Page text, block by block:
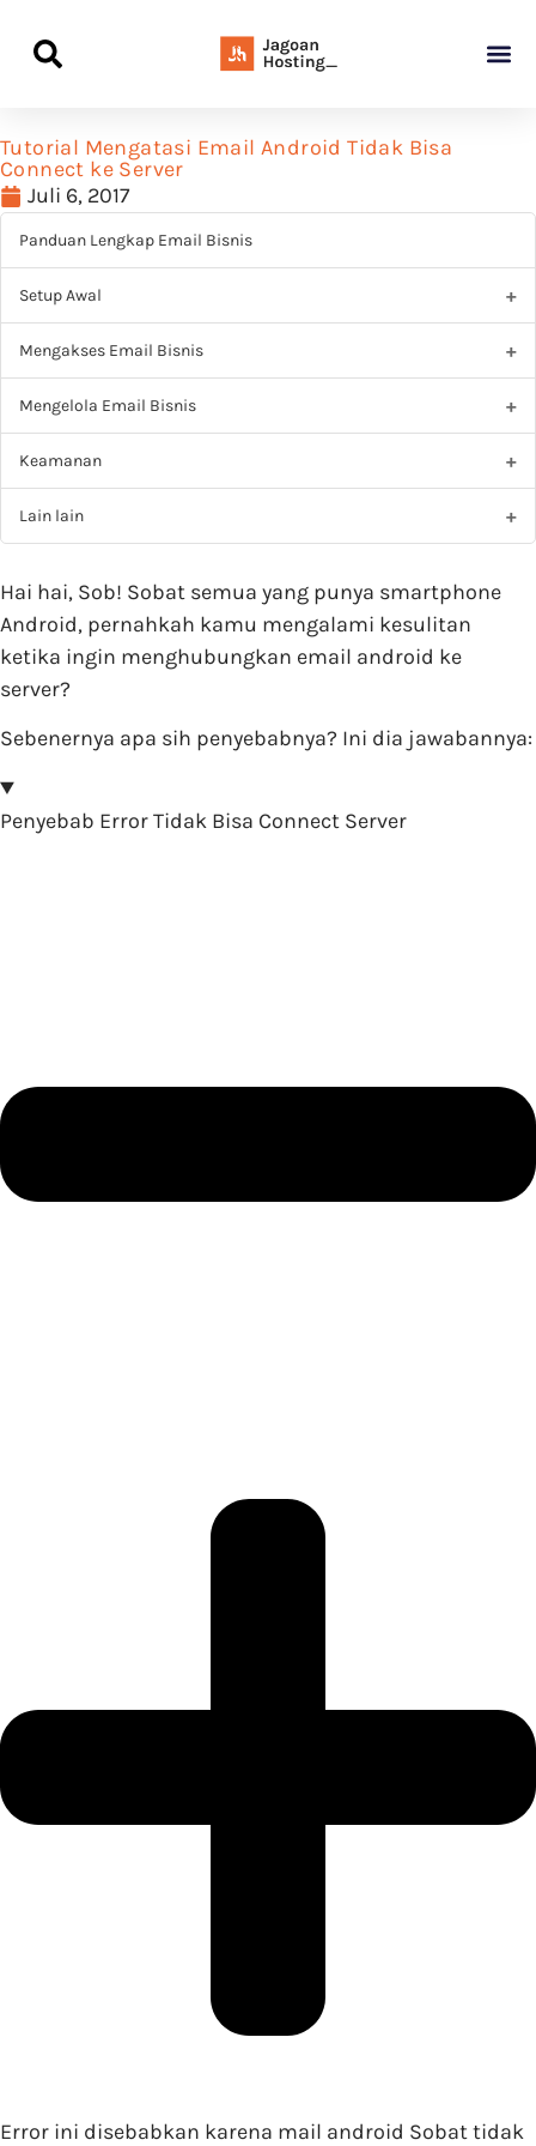
Tutorial Mengatasi Email Android Tidak Bisa
Connect ke Server
Juli 6, 2017
Panduan Lengkap Email Bisnis
Setup Awal
Mengakses Email Bisnis
Mengelola Email Bisnis
Keamanan
Lain lain
Hai hai, Sob! Sobat semua yang punya smartphone
Android, pernahkah kamu mengalami kesulitan
ketika ingin menghubungkan email android ke
server?
Sebenernya apa sih penyebabnya? Ini dia jawabannya:
Penyebab Error Tidak Bisa Connect Server
Error ini disebabkan karena mail android Sobat tidak